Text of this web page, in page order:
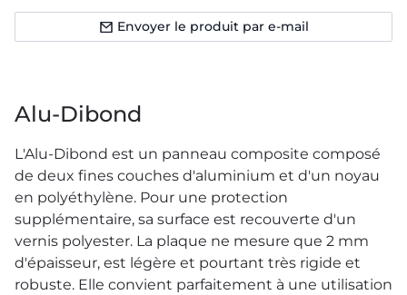
Envoyer le produit par e-mail
Alu-Dibond
L'Alu-Dibond est un panneau composite composé
de deux fines couches d'aluminium et d'un noyau
en polyéthylène. Pour une protection
supplémentaire, sa surface est recouverte d'un
vernis polyester. La plaque ne mesure que 2 mm
d'épaisseur, est légère et pourtant très rigide et
robuste. Elle convient parfaitement à une utilisation